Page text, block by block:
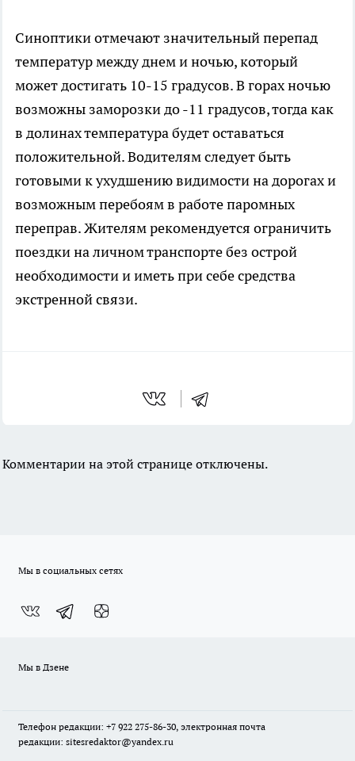
Синоптики отмечают значительный перепад
температур между днем и ночью, который
может достигать 10-15 градусов. В горах ночью
возможны заморозки до -11 градусов, тогда как
в долинах температура будет оставаться
положительной. Водителям следует быть
готовыми к ухудшению видимости на дорогах и
возможным перебоям в работе паромных
переправ. Жителям рекомендуется ограничить
поездки на личном транспорте без острой
необходимости и иметь при себе средства
экстренной связи.
Комментарии на этой странице отключены.
Мы в социальных сетях
Мы в Дзене
Телефон редакции: +7 922 275-86-30, электронная почта
редакции: sitesredaktor@yandex.ru